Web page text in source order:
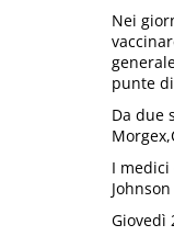
Nei
punte
Da due
I
Giovedì